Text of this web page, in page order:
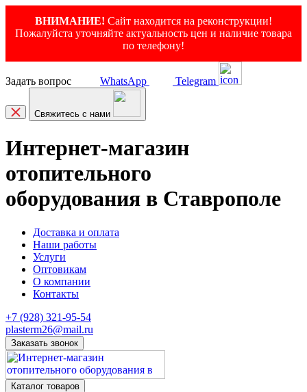
ВНИМАНИЕ! Сайт находится на реконструкции!
Пожалуйста уточняйте актуальность цен и наличие товара
по телефону!
Задать вопрос WhatsApp Telegram
Свяжитесь с нами
Интернет-магазин
отопительного
оборудования в Ставрополе
Доставка и оплата
Наши работы
Услуги
Оптовикам
О компании
Контакты
+7 (928) 321-95-54
plasterm26@mail.ru
Заказать звонок
Каталог товаров